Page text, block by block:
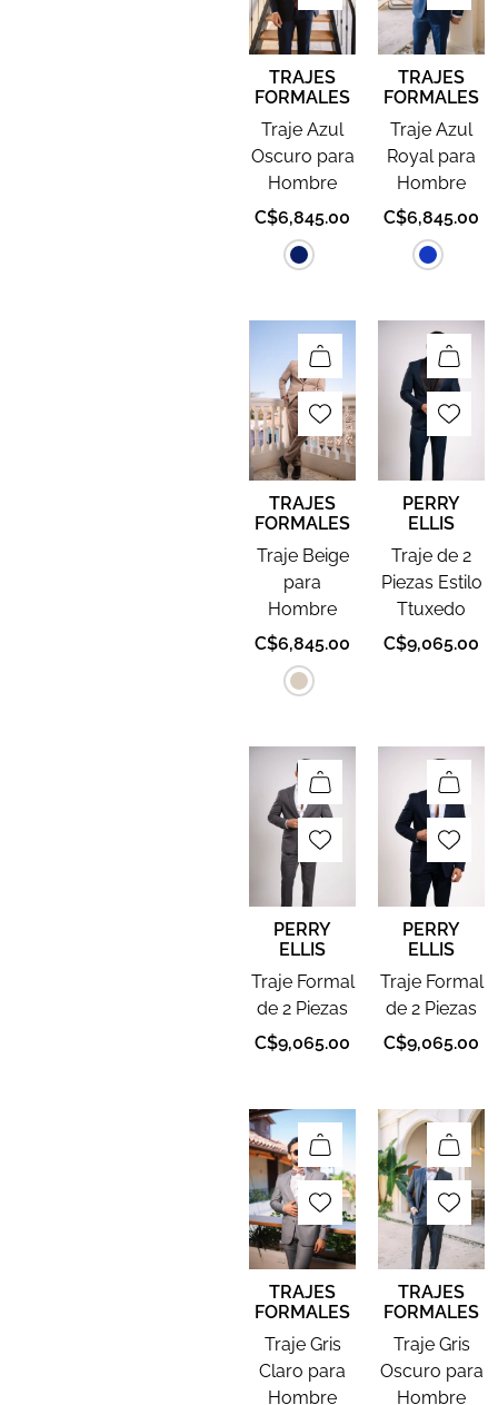
TRAJES
FORMALES
Traje Azul
Oscuro para
Hombre
C$6,845.00
TRAJES
FORMALES
Traje Azul
Royal para
Hombre
C$6,845.00
TRAJES
FORMALES
Traje Beige
para
Hombre
C$6,845.00
PERRY
ELLIS
Traje de 2
Piezas Estilo
Ttuxedo
C$9,065.00
PERRY
ELLIS
Traje Formal
de 2 Piezas
C$9,065.00
PERRY
ELLIS
Traje Formal
de 2 Piezas
C$9,065.00
TRAJES
FORMALES
Traje Gris
Claro para
Hombre
TRAJES
FORMALES
Traje Gris
Oscuro para
Hombre